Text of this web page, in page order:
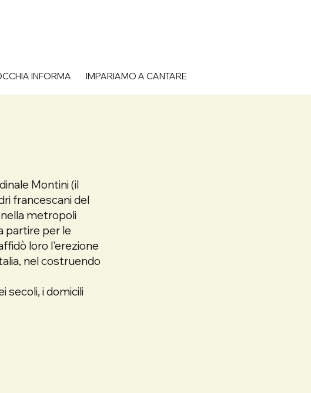
INFORMA IMPARIAMO A CANTARE
Montini (il
francescani del
metropoli
partire per le
loro l'erezione
nel costruendo
secoli, i domicili